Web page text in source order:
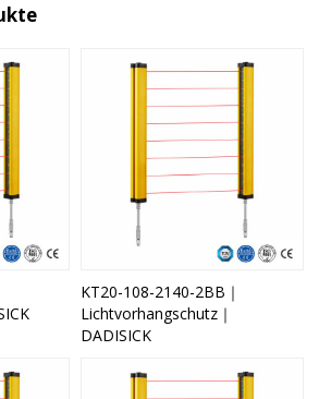
KT20-108-2140-2BB｜
Lichtvorhangschutz｜
DADISICK